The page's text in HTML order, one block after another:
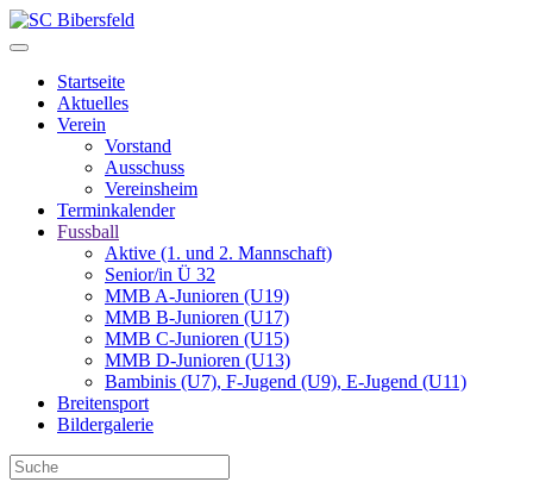
Startseite
Aktuelles
Verein
Vorstand
Ausschuss
Vereinsheim
Terminkalender
Fussball
Aktive (1. und 2. Mannschaft)
Senior/in Ü 32
MMB A-Junioren (U19)
MMB B-Junioren (U17)
MMB C-Junioren (U15)
MMB D-Junioren (U13)
Bambinis (U7), F-Jugend (U9), E-Jugend (U11)
Breitensport
Bildergalerie